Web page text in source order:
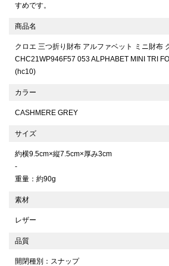
すめです。
商品名
クロエ 三つ折り財布 アルファベット ミニ財布
CHC21WP946F57 053 ALPHABET MINI TRI
(hc10)
カラー
CASHMERE GREY
サイズ
約横9.5cm×縦7.5cm×厚み3cm
-
重量：約90g
素材
レザー
品質
開閉種別：スナップ